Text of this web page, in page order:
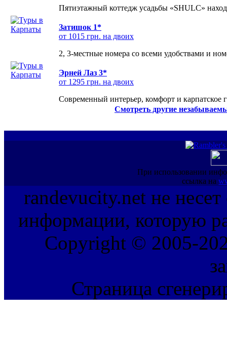
Пятиэтажный коттедж усадьбы «SHULC»
Затишок 1*
от 1015 грн. на двоих
2, 3-местные номера со всеми удобствами и
Эрней Лаз 3*
от 1295 грн. на двоих
Современный интерьер, комфорт и карпатское
Смотреть другие
При использовании
ссылка на
randevucity.net не несет
информации, которую
Copyright © 2005-
Страница